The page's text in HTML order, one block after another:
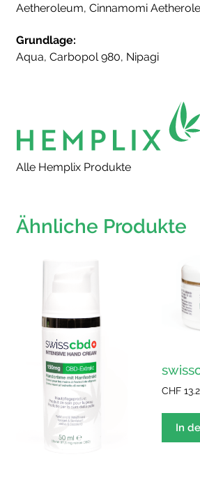
Aetheroleum, Cinnamomi
Grundlage:
Aqua, Carbopol 980, Nipagi
Alle Hemplix Produkte
Ähnliche Produkte
CHF
In